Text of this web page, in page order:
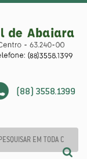
(88) 3558.1399